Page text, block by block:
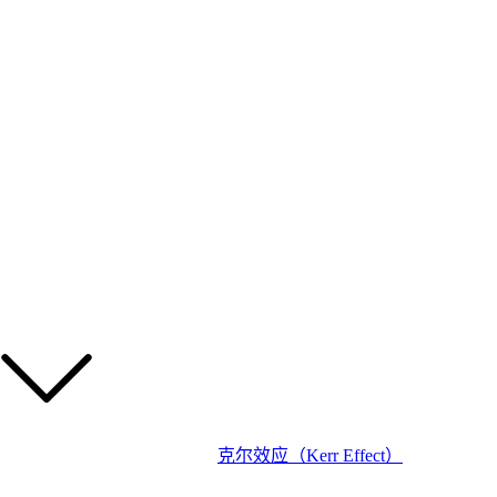
克尔效应（Kerr Effect）